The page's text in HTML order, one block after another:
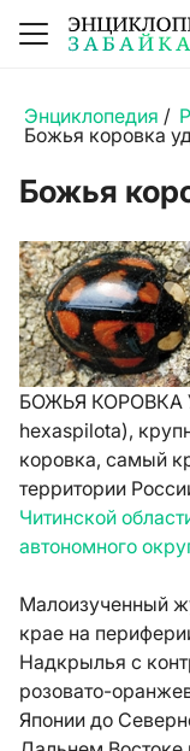
Энциклопедия /
Божья коровка
Божья
БОЖЬЯ КОРОВКА
hexaspilota),
коровка, самый
территории
Читинской
автономного
Малоизученный
крае на
Надкрылья с
розовато-
Японии до